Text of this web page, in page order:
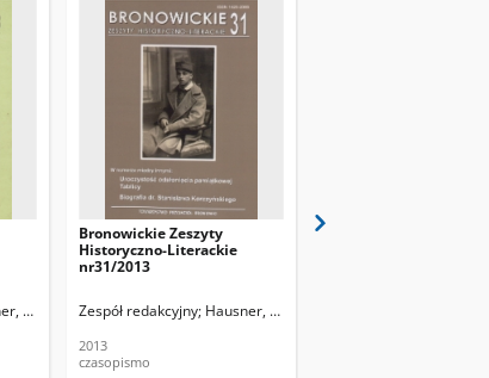
Wojciech
Bronowickie Zeszyty
Historyczno-Literackie
nr31/2013
Zespół redakcyjny Hausner, Wojciech
2013
czasopismo